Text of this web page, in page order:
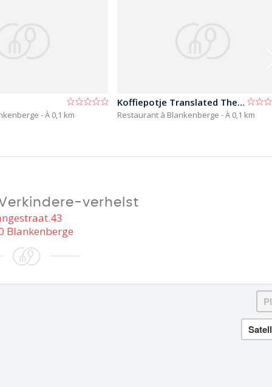
- À 0,1 km
Koffiepotje Translated The Coffee Pot
Restaurant à Blankenberge - À 0,1 km
verhelst
Blankenberge